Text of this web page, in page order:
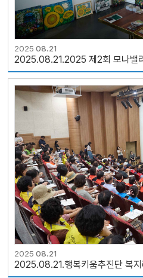
202508.21
2025.08.21.2025 제2회 모나밸
202508.21
2025.08.21.행복키움추진단 복지